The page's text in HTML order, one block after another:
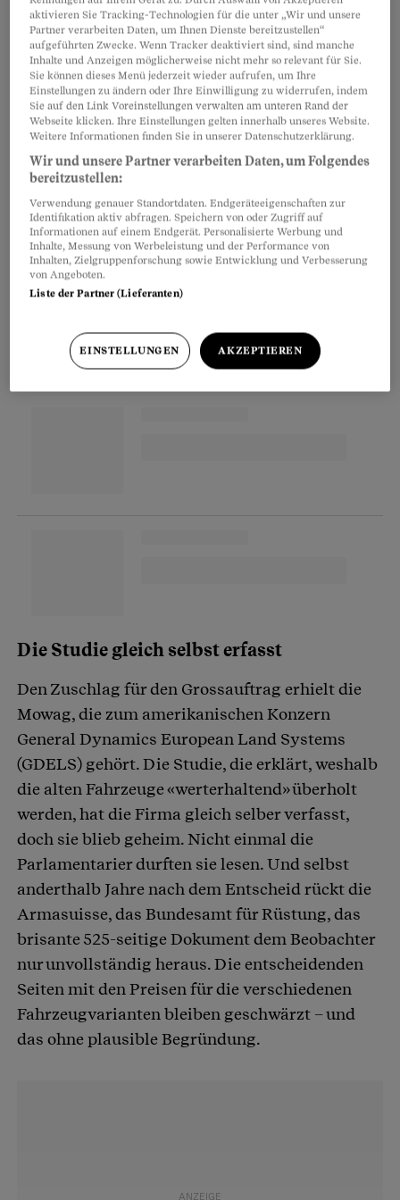
3000 Quadratmeter grossen Halle in
Ermatingen TG wickelt der Kreuzlinger
Fahrzeughersteller Mowag ein Geschäft ab, über
dessen tieferen Sinn und Hintergrund bis heute
nur spekuliert werden kann: die
«Werterhaltung» des Militär-Kleinlastwagens
Duro im Auftrag der Schweizer Armee.
für 2200 Fahrzeuge. Warum die Duros, die vor 20
Jahren zu einem Stückpreis von rund 140'000
Franken gekauft wurden, nun für über eine
Viertelmillion überholt werden, soll niemand
Partnerinhalte
Die Studie gleich selbst erfasst
Den Zuschlag für den Grossauftrag erhielt die
Mowag, die zum amerikanischen Konzern
General Dynamics European Land Systems
(GDELS) gehört. Die Studie, die erklärt, weshalb
die alten Fahrzeuge «werterhaltend» überholt
werden, hat die Firma gleich selber verfasst,
doch sie blieb geheim. Nicht einmal die
Parlamentarier durften sie lesen. Und selbst
anderthalb Jahre nach dem Entscheid rückt die
Armasuisse, das Bundesamt für Rüstung, das
brisante 525-seitige Dokument dem Beobachter
nur unvollständig heraus. Die entscheidenden
Seiten mit den Preisen für die verschiedenen
Fahrzeugvarianten bleiben geschwärzt – und
das ohne plausible Begründung.
aktivieren Sie Tracking-Technologien für die unter „Wir und unsere
Partner verarbeiten Daten, um Ihnen Dienste bereitzustellen“
aufgeführten Zwecke. Wenn Tracker deaktiviert sind, sind manche
Inhalte und Anzeigen möglicherweise nicht mehr so relevant für Sie.
Sie können dieses Menü jederzeit wieder aufrufen, um Ihre
Einstellungen zu ändern oder Ihre Einwilligung zu widerrufen, indem
Sie auf den Link Voreinstellungen verwalten am unteren Rand der
Webseite klicken. Ihre Einstellungen gelten innerhalb unseres Website.
Weitere Informationen finden Sie in unserer Datenschutzerklärung.
Wir und unsere Partner verarbeiten Daten, um Folgendes
bereitzustellen:
Verwendung genauer Standortdaten. Endgeräteeigenschaften zur
Identifikation aktiv abfragen. Speichern von oder Zugriff auf
Informationen auf einem Endgerät. Personalisierte Werbung und
Inhalte, Messung von Werbeleistung und der Performance von
Inhalten, Zielgruppenforschung sowie Entwicklung und Verbesserung
von Angeboten.
Liste der Partner (Lieferanten)
EINSTELLUNGEN AKZEPTIEREN